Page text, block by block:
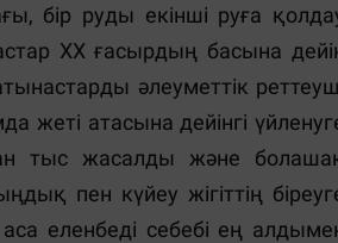
бір руды екінші руға
XX ғасырдың басына
әлеуметтік
жеті атасына дейінгі
тыс жасалды және
пен күйеу жігіттің
еленбеді себебі ең